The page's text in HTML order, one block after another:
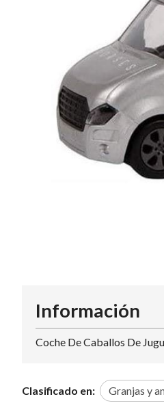
Información
Coche De Caballos De
Clasificado en: Granjas y